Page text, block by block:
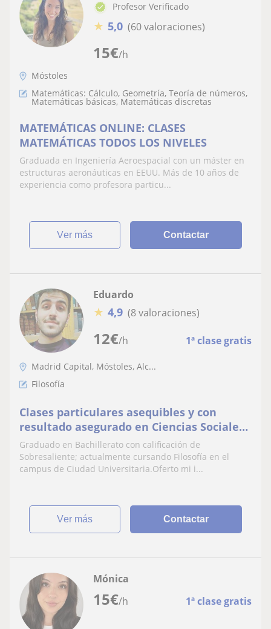
15€/h
Profesor Verificado
★ 5,0 (60 valoraciones)
Móstoles
Matemáticas: Cálculo, Geometría, Teoría de números,
Matemáticas básicas, Matemáticas discretas
MATEMÁTICAS ONLINE: CLASES
MATEMÁTICAS TODOS LOS NIVELES
Graduada en Ingeniería Aeroespacial con un máster en
estructuras aeronáuticas en EEUU. Más de 10 años de
experiencia como profesora particu...
ver más Contactar
12€/h 1ª clase gratis
Eduardo
★ 4,9 (8 valoraciones)
Madrid Capital, Móstoles, Alc...
Filosofía
Clases particulares asequibles y con
resultado asegurado en Ciencias Sociales:
Filosofía, Historia, Lengua y Literatura
Graduado en Bachillerato con calificación de
Sobresaliente; actualmente cursando Filosofía en el
campus de Ciudad Universitaria.Oferto mi i...
ver más Contactar
15€/h 1ª clase gratis
Mónica